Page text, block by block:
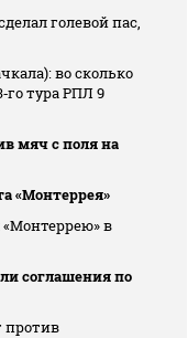
голевой пас,
во сколько
тура РПЛ 9
мяч с поля на
«Монтеррея»
в
соглашения по
против